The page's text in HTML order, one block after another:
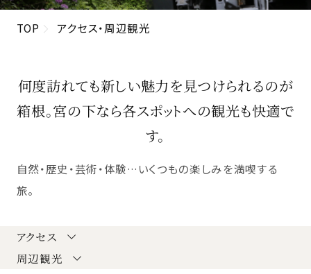
TOP アクセス・周辺観光
何度訪れても新しい魅力を見つけられるのが
箱根。宮の下なら各スポットへの観光も快適で
す。
自然・歴史・芸術・体験…いくつもの楽しみを満喫する
旅。
アクセス
周辺観光